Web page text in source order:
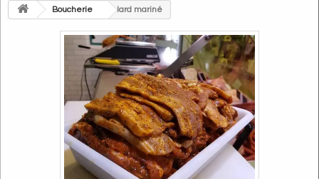
> Boucherie > lard mariné